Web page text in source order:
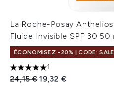
La Roche-Posay
Fluide Invisible SPF 30 50
ÉCONOMISEZ -20% | CODE:
5 étoiles sur un maximum de 5
1
Prix de vente :
24,15 €Prix ​​actuel :
19,32 €